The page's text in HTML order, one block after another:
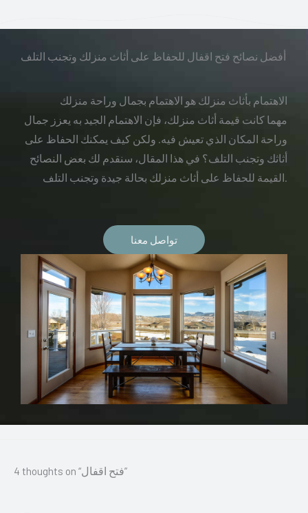
أفضل نصائح فتح اقفال للحفاظ على أثاث منزلك وتجنب التلف
الاهتمام بأثاث منزلك هو الاهتمام بجمال وراحة منزلك
مهما كانت قيمة أثاث منزلك، فإن الاهتمام الجيد به يعزز جمال
وراحة المكان الذي تعيش فيه. ولكن كيف يمكنك الحفاظ على
أثاثك وتجنب التلف؟ في هذا المقال، سنقدم لك بعض النصائح
القيمة للحفاظ على أثاث منزلك بحالة جيدة وتجنب التلف.
تواصل معنا
4 thoughts on “فتح اقفال”